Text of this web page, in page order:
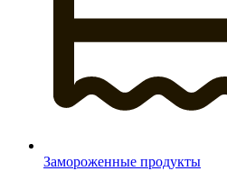
Замороженные продукты